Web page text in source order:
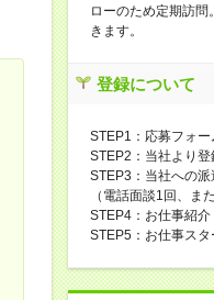
ローのため定期訪
きます。
登録について
STEP1：応募フォ
STEP2：当社より
STEP3：当社への
（電話面談1回、ま
STEP4：お仕事紹介
STEP5：お仕事スタ